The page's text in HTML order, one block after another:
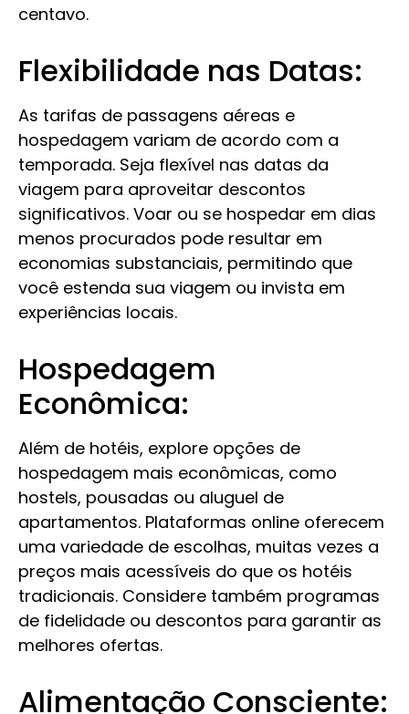
centavo.
Flexibilidade nas Datas:
As tarifas de passagens aéreas e
hospedagem variam de acordo com a
temporada. Seja flexível nas datas da
viagem para aproveitar descontos
significativos. Voar ou se hospedar em dias
menos procurados pode resultar em
economias substanciais, permitindo que
você estenda sua viagem ou invista em
experiências locais.
Hospedagem
Econômica:
Além de hotéis, explore opções de
hospedagem mais econômicas, como
hostels, pousadas ou aluguel de
apartamentos. Plataformas online oferecem
uma variedade de escolhas, muitas vezes a
preços mais acessíveis do que os hotéis
tradicionais. Considere também programas
de fidelidade ou descontos para garantir as
melhores ofertas.
Alimentação Consciente: